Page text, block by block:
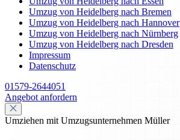
Umzug von Heidelberg nach Bremen
Umzug von Heidelberg nach Hannover
Umzug von Heidelberg nach Nürnberg
Umzug von Heidelberg nach Dresden
Impressum
Datenschutz
01579-2644051
Angebot anfordern
Umziehen mit Umzugsunternehmen Müller